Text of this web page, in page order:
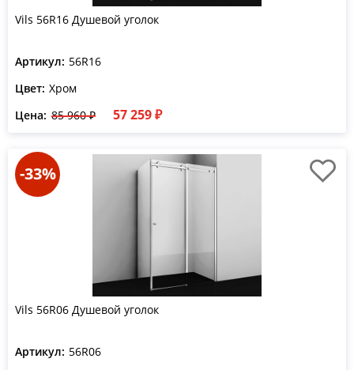
Vils 56R16 Душевой уголок
Артикул: 56R16
Цвет: Хром
Цена: 85 960 ₽ 57 259 ₽
-33%
Vils 56R06 Душевой уголок
Артикул: 56R06